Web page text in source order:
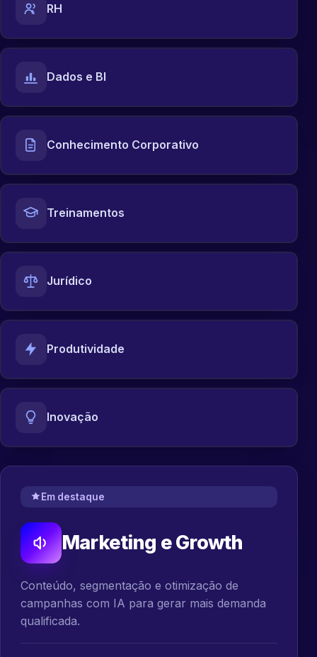
RH
Dados e BI
Conhecimento Corporativo
Treinamentos
Jurídico
Produtividade
Inovação
Em destaque
Marketing e Growth
Conteúdo, segmentação e otimização de
campanhas com IA para gerar mais demanda
qualificada.